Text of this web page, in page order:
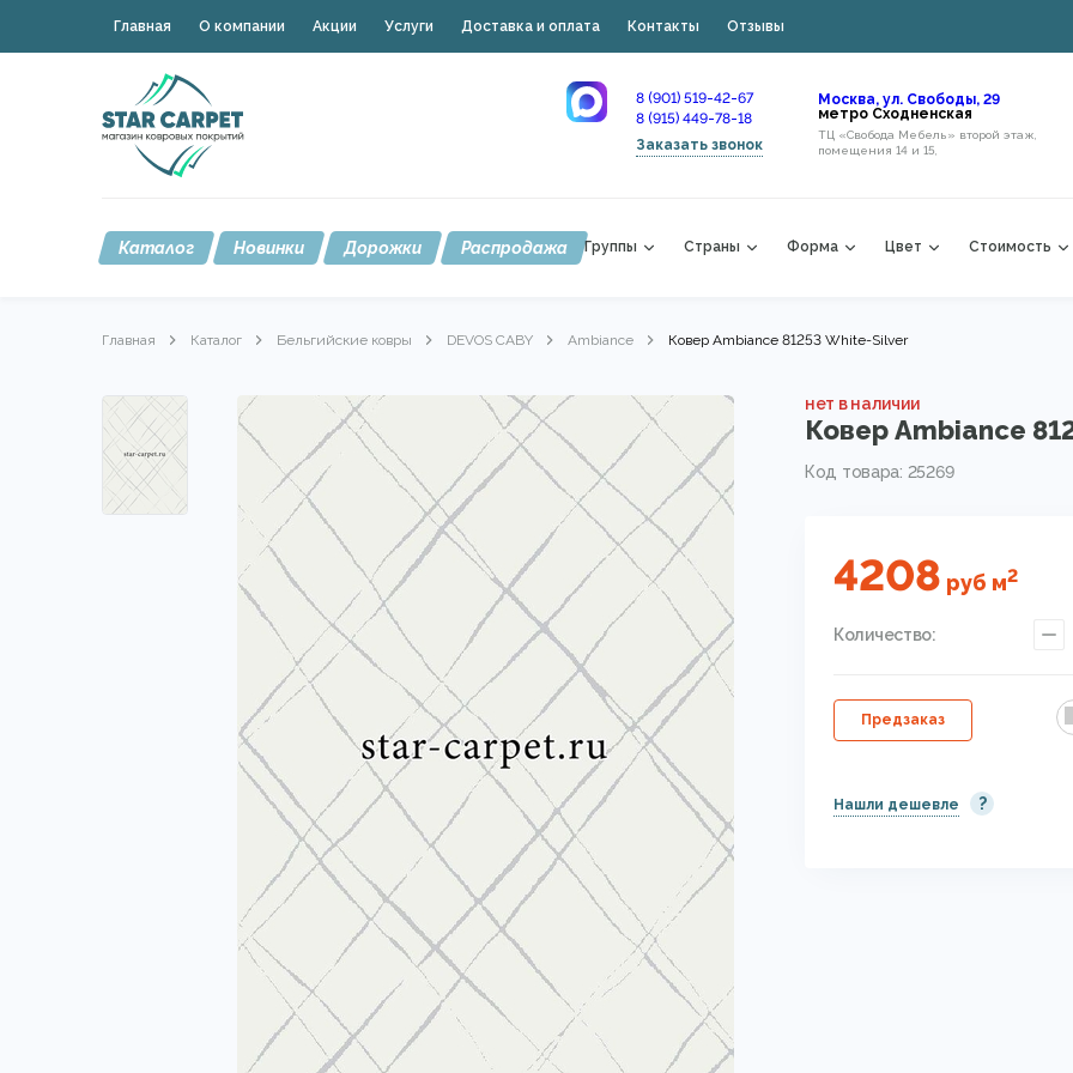
Главная О компании Акции Услуги Доставка и оплата Контакты Отзывы
8 (901) 519-42-67
8 (915) 449-78-18
Заказать звонок
Москва, ул. Свободы, 29
метро Сходненская
ТЦ «Свобода Мебель» второй этаж,
помещения 14 и 15,
Каталог Новинки Дорожки Распродажа Группы Страны Форма Цвет Стоимость
Главная Каталог Бельгийские ковры DEVOS CABY Ambiance Ковер Ambiance 81253 White-Silver
нет в наличии
Ковер Ambiance
Код товара: 25269
4208 руб м2
Количество:
Предзаказ
Нашли дешевле ?